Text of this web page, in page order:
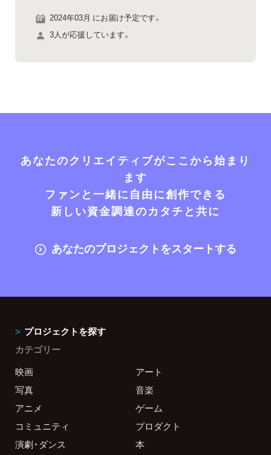
2024年03月 にお届け予定です。
3人が応援しています。
あなたのクリエイティブがここから始まり
ます
ファンと一緒に自由に創作できる
新しい資金調達のカタチと共に
あなたのプロジェクトをスタートする
プロジェクトを探す
カテゴリー
映画
アート
写真
音楽
アニメ
ゲーム
コミュニティ
プロダクト
演劇・ダンス
本